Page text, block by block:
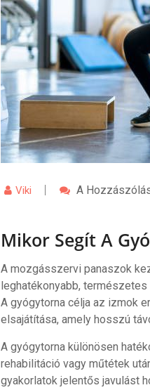
Viki
Mikor
És
Mikor
Elég
Önmagában?
Bejegyzéshez
A
Mikor Segít A
A mozgásszervi panaszok
leghatékonyabb,
A gyógytorna célja az izmok
elsajátítása, amely hosszú
A gyógytorna különösen
rehabilitáció vagy műtétek
gyakorlatok jelentős javulást